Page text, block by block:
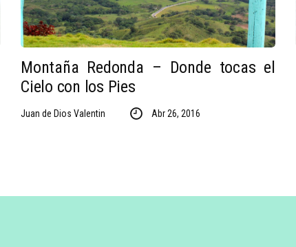
Montaña Redonda – Donde tocas el
Cielo con los Pies
Juan de Dios Valentin Abr 26, 2016